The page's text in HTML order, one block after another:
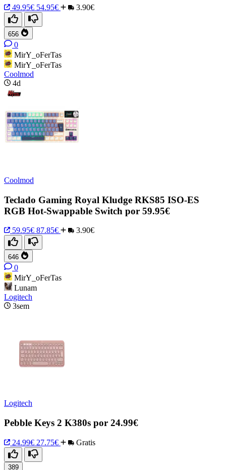
49.95€ 54.95€ 3.90€
656
0
MirY_oFerTas
MirY_oFerTas
Coolmod
4d
Coolmod
Teclado Gaming Royal Kludge RKS85 ISO-ES
RGB Hot-Swappable Switch por 59.95€
59.95€ 87.85€ 3.90€
646
0
MirY_oFerTas
Lunam
Logitech
3sem
Logitech
Pebble Keys 2 K380s por 24.99€
24.99€ 27.75€ Gratis
389